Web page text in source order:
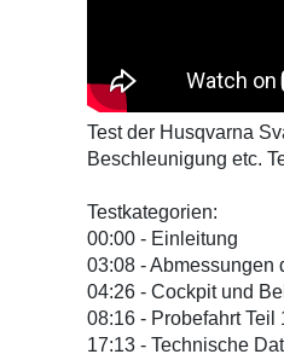
Test der Husqvarna
Beschleunigung etc.
Testkategorien:
00:00 - Einleitung
03:08 - Abmessungen
04:26 - Cockpit und
08:16 - Probefahrt Teil
17:13 - Technische